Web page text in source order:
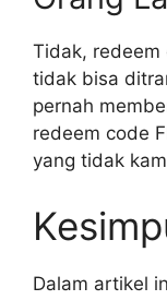
Tidak, redeem
tidak bisa
pernah
redeem code
yang tidak
Dalam artikel